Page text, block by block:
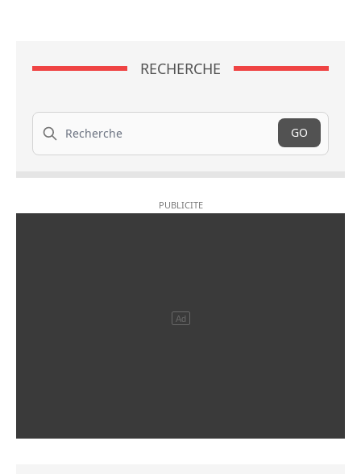
RECHERCHE
Recherche
GO